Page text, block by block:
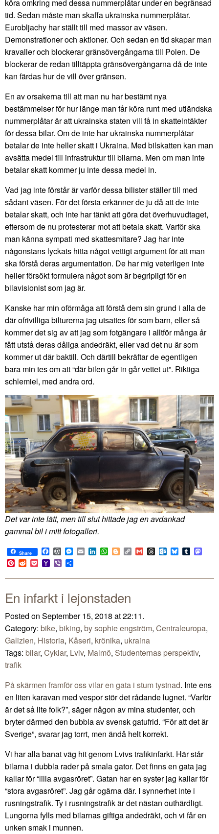
köra omkring med dessa nummerplåtar under en begränsad
tid. Sedan måste man skaffa ukrainska nummerplåtar.
Eurobljachy har ställt till med massor av väsen.
Demonstrationer och aktioner. Och sedan en tid skapar man
kravaller och blockerar gränsövergångarna till Polen. De
blockerar de redan tilltäppta gränsövergångarna då de inte
kan färdas hur de vill över gränsen.
En av orsakerna till att man nu har bestämt nya
bestämmelser för hur länge man får köra runt med utländska
nummerplåtar är att ukrainska staten vill få in skatteintäkter
för dessa bilar. Om de inte har ukrainska nummerplåtar
betalar de inte heller skatt i Ukraina. Med bilskatten kan man
avsätta medel till infrastruktur till bilarna. Men om man inte
betalar skatt kommer ju inte dessa medel in.
Vad jag inte förstår är varför dessa bilister ställer till med
sådant väsen. För det första erkänner de ju då att de inte
betalar skatt, och inte har tänkt att göra det överhuvudtaget,
eftersom de nu protesterar mot att betala skatt. Varför ska
man känna sympati med skattesmitare? Jag har inte
någonstans lyckats hitta något vettigt argument för att man
ska förstå deras argumentation. De har mig veterligen inte
heller försökt formulera något som är begripligt för en
bilavisionist som jag är.
Kanske har min oförmåga att förstå dem sin grund i alla de
där ofrivilliga bilturerna jag utsattes för som barn, eller så
kommer det sig av att jag som fotgängare i alltför många år
fått utstå deras dåliga andedräkt, eller vad det nu är som
kommer ut där baktill. Och därtill bekräftar de egentligen
bara min tes om att “där bilen går in går vettet ut”. Riktiga
schlemiel, med andra ord.
Det var inte lätt, men till slut hittade jag en avdankad
gammal bil i mitt fotogalleri.
Share Facebook
WordPress
Messenger
EmailLinkedIn
WhatsApp
BloggerCopy
Link
GmailThreadsOutlook.com
BlueskyTumblr
Pinterest
RedditPocketYahoo
Mail
Viber
En infarkt i lejonstaden
Posted on September 15, 2018 at 22:11.
Category: bike, biking, by sophie engström, Centraleuropa,
Galizien, Historia, Kåseri, krönika, ukraina
Tags: bilar, Cyklar, Lviv, Malmö, Studenternas perspektiv,
trafik
På skärmen framför oss vilar en gata i stum tystnad. Inte ens
en liten karavan med vespor stör det rådande lugnet. “Varför
är det så lite folk?”, säger någon av mina studenter, och
bryter därmed den bubbla av svensk gatufrid. “För att det är
Sverige”, svarar jag torrt, men ändå helt korrekt.
Vi har alla banat väg hit genom Lvivs trafikinfarkt. Här står
bilarna i dubbla rader på smala gator. Det finns en gata jag
kallar för “lilla avgasröret”. Gatan har en syster jag kallar för
“stora avgasröret”. Jag går ogärna där. I synnerhet inte i
rusningstrafik. Ty i rusningstrafik är det nästan outhärdligt.
Lungorna fylls med bilarnas giftiga andedräkt, och vi får en
unken smak i munnen.